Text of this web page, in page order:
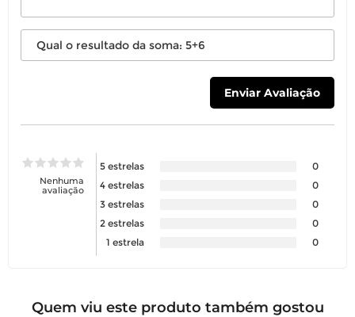
Nenhuma
avaliação
5 estrelas
0
4 estrelas
0
3 estrelas
0
2 estrelas
0
1 estrela
0
Quem viu este produto também gostou